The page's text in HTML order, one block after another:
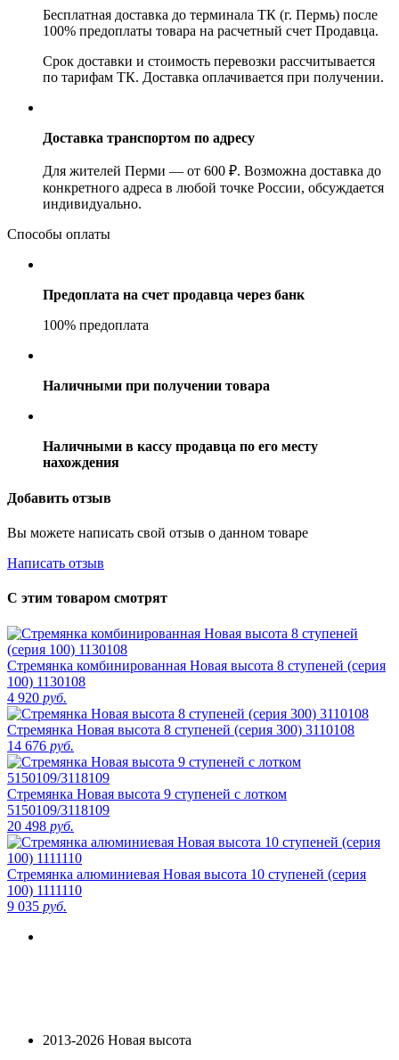
Бесплатная доставка до терминала ТК (г. Пермь) после
100% предоплаты товара на расчетный счет Продавца.
Срок доставки и стоимость перевозки рассчитывается
по тарифам ТК. Доставка оплачивается при получении.
Доставка транспортом по адресу
Для жителей Перми — от 600 ₽. Возможна доставка до
конкретного адреса в любой точке России, обсуждается
индивидуально.
Способы оплаты
Предоплата на счет продавца через банк
100% предоплата
Наличными при получении товара
Наличными в кассу продавца по его месту
нахождения
Добавить отзыв
Вы можете написать свой отзыв о данном товаре
Написать отзыв
С этим товаром смотрят
Стремянка комбинированная Новая высота 8 ступеней (серия
100) 1130108
4 920 руб.
Стремянка Новая высота 8 ступеней (серия 300) 3110108
14 676 руб.
Стремянка Новая высота 9 ступеней с лотком
5150109/3118109
20 498 руб.
Стремянка алюминиевая Новая высота 10 ступеней (серия
100) 1111110
9 035 руб.
2013-2026 Новая высота